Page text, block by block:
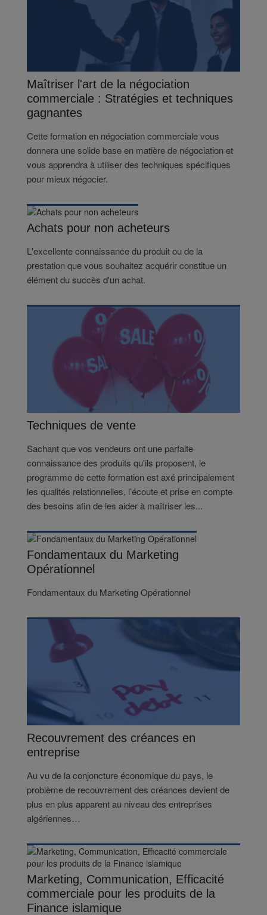
Maîtriser l'art de la négociation
commerciale : Stratégies et techniques
gagnantes
Cette formation en négociation commerciale vous
donnera une solide base en matière de négociation et
vous apprendra à utiliser des techniques spécifiques
pour mieux négocier.
Achats pour non acheteurs
L'excellente connaissance du produit ou de la
prestation que vous souhaitez acquérir constitue un
élément du succès d'un achat.
Techniques de vente
Sachant que vos vendeurs ont une parfaite
connaissance des produits qu'ils proposent, le
programme de cette formation est axé principalement
les qualités relationnelles, l’écoute et prise en compte
des besoins afin de les aider à maîtriser les...
Fondamentaux du Marketing
Opérationnel
Fondamentaux du Marketing Opérationnel
Recouvrement des créances en
entreprise
Au vu de la conjoncture économique du pays, le
problème de recouvrement des créances devient de
plus en plus apparent au niveau des entreprises
algériennes…
Marketing, Communication, Efficacité
commerciale pour les produits de la
Finance islamique